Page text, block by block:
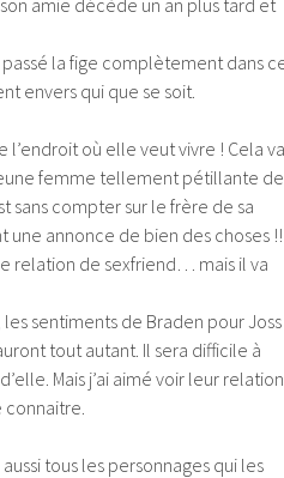
amie décède un an plus tard et
la fige complètement dans
envers qui que se soit.
où elle veut vivre ! Cela va
femme tellement pétillante de
sans compter sur le frère de sa
une annonce de bien des choses !!
relation de sexfriend… mais il va
sentiments de Braden pour Joss
tout autant. Il sera difficile à
Mais j’ai aimé voir leur relation
connaitre.
tous les personnages qui les